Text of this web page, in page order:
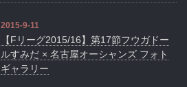
2015-9-11
【Fリーグ2015/16】第17節フウガドー
ルすみだ × 名古屋オーシャンズ フォト
ギャラリー